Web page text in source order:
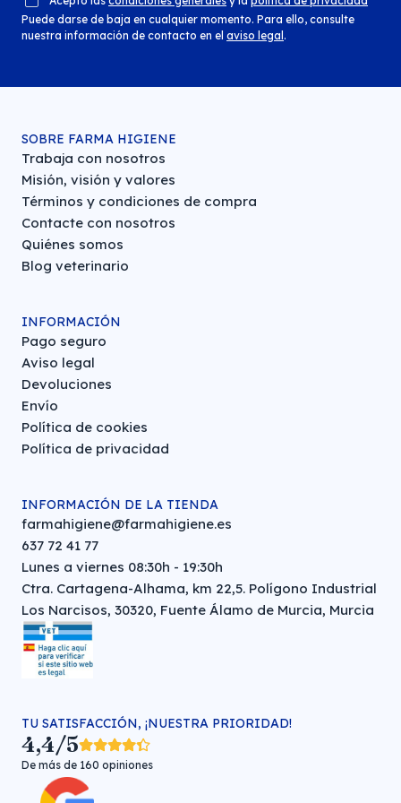
Puede darse de baja en cualquier momento. Para ello, consulte
nuestra información de contacto en el aviso legal .
SOBRE FARMA HIGIENE
Trabaja con nosotros
Misión, visión y valores
Términos y condiciones de compra
Contacte con nosotros
Quiénes somos
Blog veterinario
INFORMACIÓN
Pago seguro
Aviso legal
Devoluciones
Envío
Política de cookies
Política de privacidad
INFORMACIÓN DE LA TIENDA
farmahigiene@farmahigiene.es
637 72 41 77
Lunes a viernes 08:30h - 19:30h
Ctra. Cartagena-Alhama, km 22,5. Polígono Industrial
Los Narcisos, 30320, Fuente Álamo de Murcia, Murcia
TU SATISFACCIÓN, ¡NUESTRA PRIORIDAD!
4,4/5
De más de 160 opiniones